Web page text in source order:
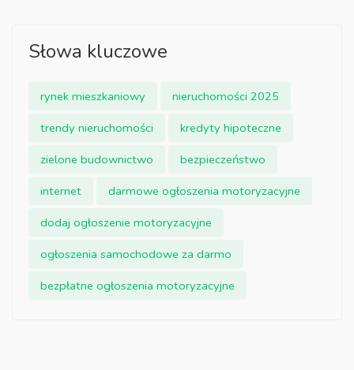
Słowa kluczowe
rynek mieszkaniowy
nieruchomości 2025
trendy nieruchomości
kredyty hipoteczne
zielone budownictwo
bezpieczeństwo
internet
darmowe ogłoszenia motoryzacyjne
dodaj ogłoszenie motoryzacyjne
ogłoszenia samochodowe za darmo
bezpłatne ogłoszenia motoryzacyjne